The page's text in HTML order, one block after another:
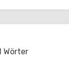
Wörter